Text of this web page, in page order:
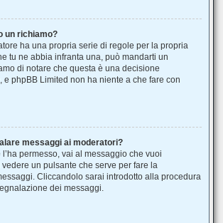
un richiamo?
ha una propria serie di regole per la propria
tu ne abbia infranta una, può mandarti un
di notare che questa è una decisione
e phpBB Limited non ha niente a che fare con
messaggi ai moderatori?
l’ha permesso, vai al messaggio che vuoi
un pulsante che serve per fare la
Cliccandolo sarai introdotto alla procedura
dei messaggi.